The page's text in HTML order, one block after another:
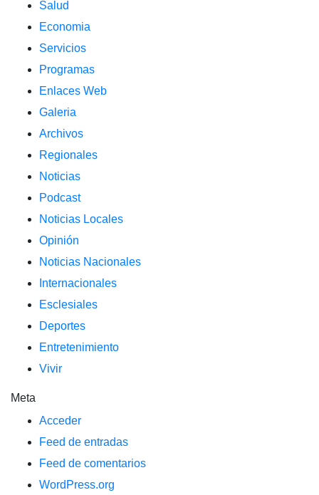
Salud
Economia
Servicios
Programas
Enlaces Web
Galeria
Archivos
Regionales
Noticias
Podcast
Noticias Locales
Opinión
Noticias Nacionales
Internacionales
Esclesiales
Deportes
Entretenimiento
Vivir
Meta
Acceder
Feed de entradas
Feed de comentarios
WordPress.org